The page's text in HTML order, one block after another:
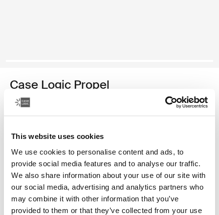
This website uses cookies
We use cookies to personalise content and ads, to
provide social media features and to analyse our traffic.
We also share information about your use of our site with
our social media, advertising and analytics partners who
may combine it with other information that you’ve
provided to them or that they’ve collected from your use
Case Logic Propel
estuche para computadora portátil de 16 pulgadas
Color
Case Logic Propel 16" Laptop Case Negro (selected)